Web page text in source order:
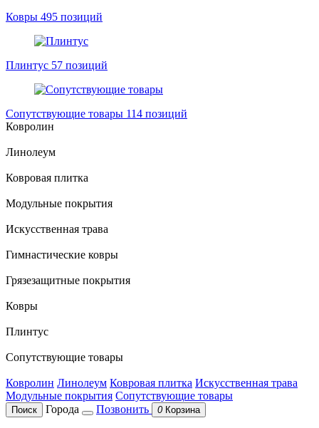
Ковры 495 позиций
Плинтус 57 позиций
Сопутствующие товары 114 позиций
Ковролин
Линолеум
Ковровая плитка
Модульные покрытия
Искусственная трава
Гимнастические ковры
Грязезащитные покрытия
Ковры
Плинтус
Сопутствующие товары
Ковролин Линолеум Ковровая плитка Искусственная трава
Модульные покрытия Сопутствующие товары
Поиск Города Позвонить 0 Корзина